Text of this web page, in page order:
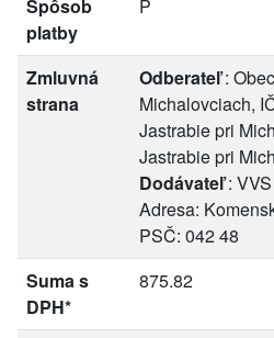
Spôsob
platby
P
Zmluvná
strana
Odberateľ:
Michalovciach,
Jastrabie pri
Jastrabie pri
Dodávateľ: VVS
Adresa:
PSČ: 042 48
Suma s
DPH*
875.82